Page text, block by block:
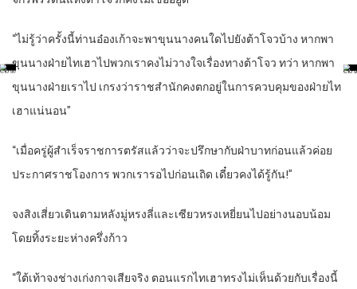
“ไม่รู้ว่าครั้งนี้ท่านอ๋องเก้าจะพาขุนนางคนใดไปยังต้าโจวบ้าง หากพา
ขุนนางฝ่ายไทเฮาไปพวกเราคงไม่วางใจเรื่องทางต้าโจว ทว่า หากพา
ขุนนางฝ่ายเราไป เกรงว่าราชสำนักคงตกอยู่ในการควบคุมของฝ่ายไท
เฮาแน่นอน”
“เมื่อครู่ผู้สำเร็จราชการตรัสแล้วว่าจะปรึกษากับฝ่าบาทก่อนแล้วค่อย
ประกาศราชโองการ พวกเรารอไปก่อนเถิด เดี๋ยวคงได้รู้กัน!”
จงสิงเสี่ยวเดินตามหลังมู่หรงลี่และเซียวหรงเหยี่ยนไปอย่างนอบน้อม
โดยทิ้งระยะห่างครึ่งก้าว
“ใต้เท้าจงช่างเก่งกาจเสียจริง ตอนแรกไทเฮาทรงไม่เห็นด้วยกับเรื่องนี้